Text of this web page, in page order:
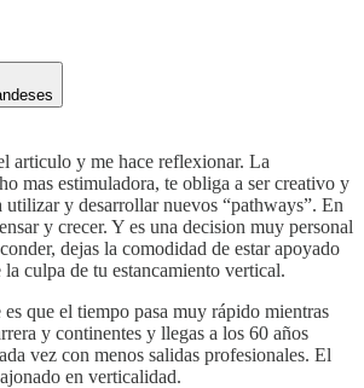
articulo y me hace reflexionar. La
mas estimuladora, te obliga a ser creativo y
y desarrollar nuevos “pathways”. En
y crecer. Y es una decision muy personal
dejas la comodidad de estar apoyado
culpa de tu estancamiento vertical.
que el tiempo pasa muy rápido mientras
y continentes y llegas a los 60 años
vez con menos salidas profesionales. El
en verticalidad.